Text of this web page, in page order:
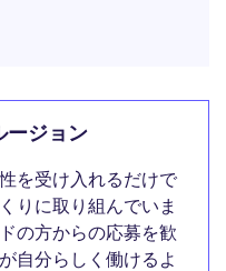
ージョン
を受け入れるだけで
りに取り組んでいま
の方からの応募を歓
自分らしく働けるよ